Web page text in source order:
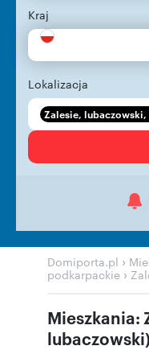
Kraj
Lokalizacja
Zalesie, lubaczowski,
Domiporta.pl ›
podkarpackie ›
Mieszkania:
lubaczowski)